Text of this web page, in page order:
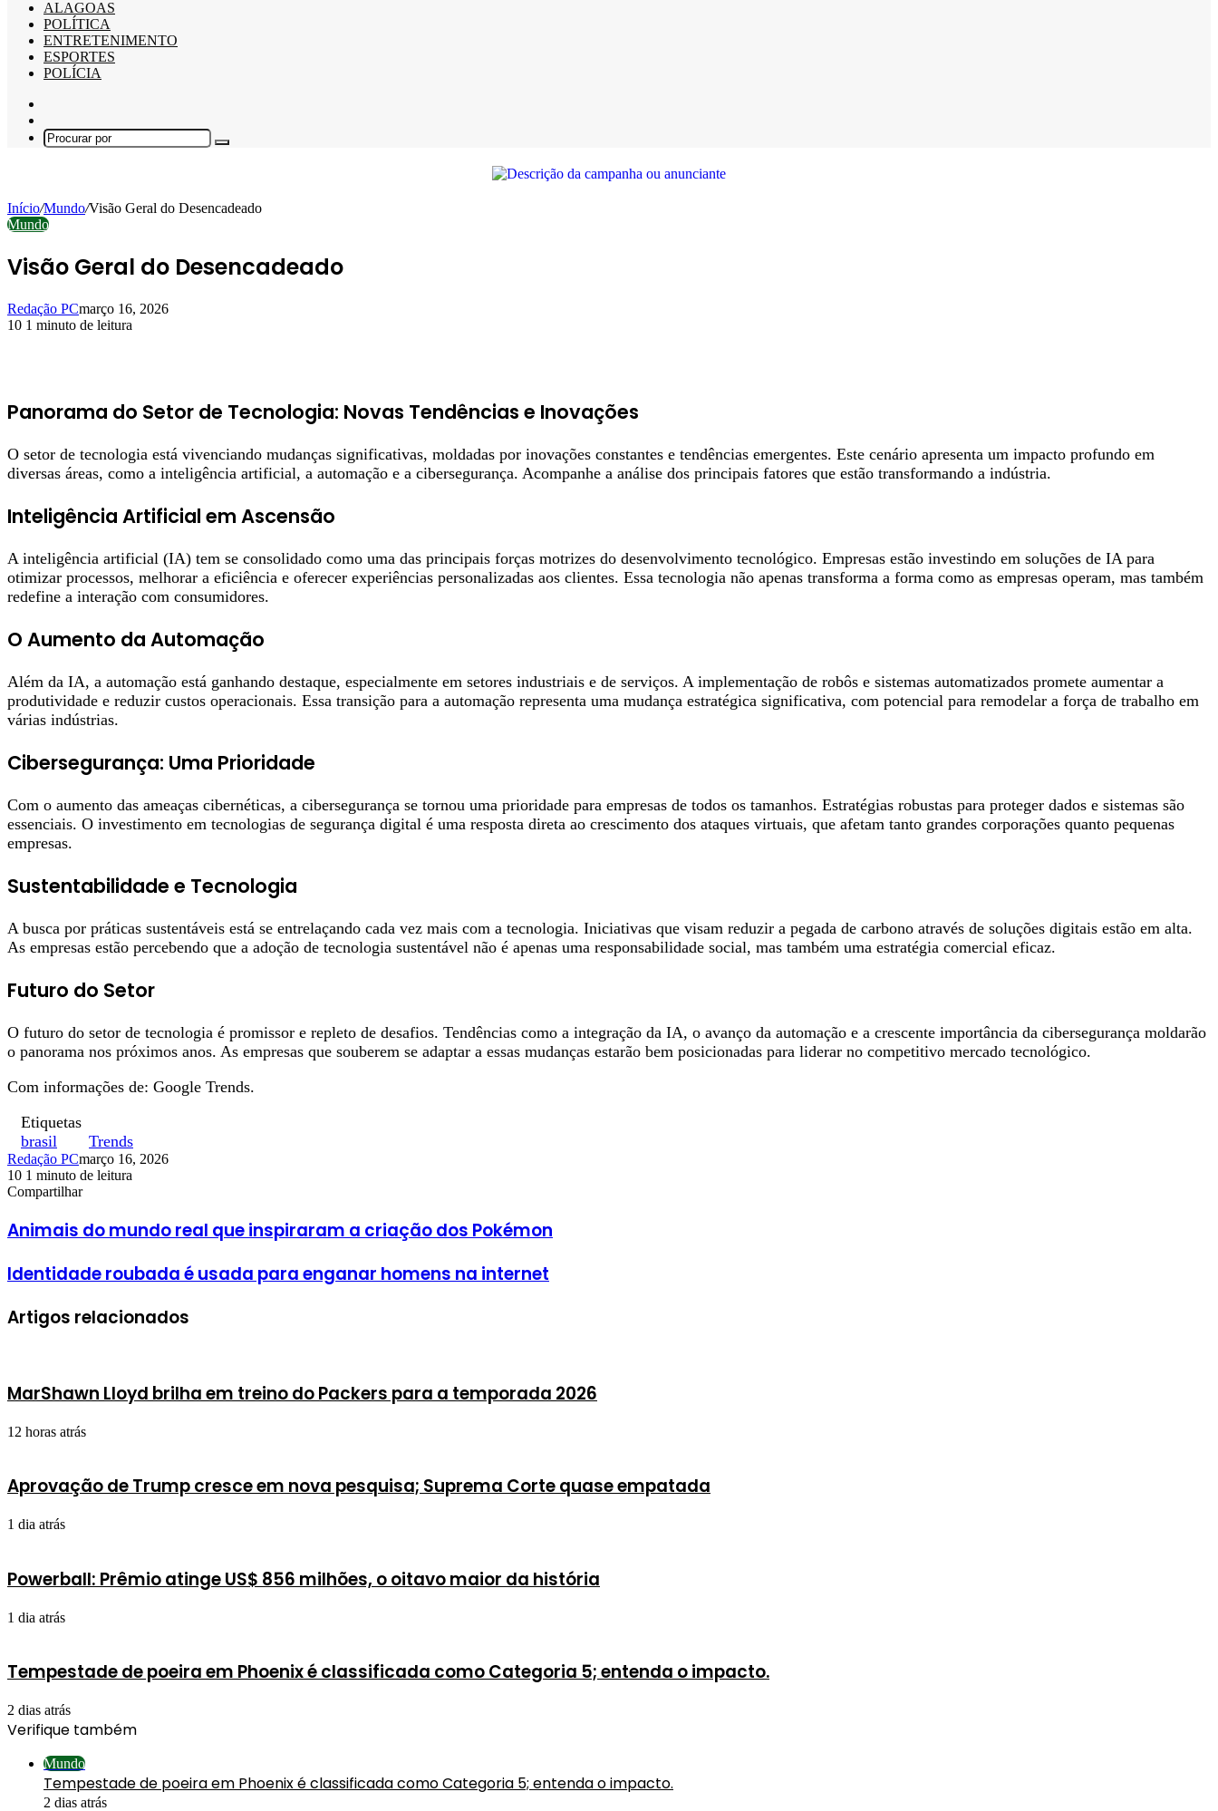
ALAGOAS
POLÍTICA
ENTRETENIMENTO
ESPORTES
POLÍCIA
skin
Procurar
Início/Mundo/Visão Geral do Desencadeado
Mundo
Visão Geral do Desencadeado
Redação PCmarço 16, 2026
10 1 minuto de leitura
Panorama do Setor de Tecnologia: Novas Tendências e Inovações
O setor de tecnologia está vivenciando mudanças significativas, moldadas por inovações constantes e tendências emergentes. Este cenário apresenta um impacto profundo em
diversas áreas, como a inteligência artificial, a automação e a cibersegurança. Acompanhe a análise dos principais fatores que estão transformando a indústria.
Inteligência Artificial em Ascensão
A inteligência artificial (IA) tem se consolidado como uma das principais forças motrizes do desenvolvimento tecnológico. Empresas estão investindo em soluções de IA para
otimizar processos, melhorar a eficiência e oferecer experiências personalizadas aos clientes. Essa tecnologia não apenas transforma a forma como as empresas operam, mas também
redefine a interação com consumidores.
O Aumento da Automação
Além da IA, a automação está ganhando destaque, especialmente em setores industriais e de serviços. A implementação de robôs e sistemas automatizados promete aumentar a
produtividade e reduzir custos operacionais. Essa transição para a automação representa uma mudança estratégica significativa, com potencial para remodelar a força de trabalho em
várias indústrias.
Cibersegurança: Uma Prioridade
Com o aumento das ameaças cibernéticas, a cibersegurança se tornou uma prioridade para empresas de todos os tamanhos. Estratégias robustas para proteger dados e sistemas são
essenciais. O investimento em tecnologias de segurança digital é uma resposta direta ao crescimento dos ataques virtuais, que afetam tanto grandes corporações quanto pequenas
empresas.
Sustentabilidade e Tecnologia
A busca por práticas sustentáveis está se entrelaçando cada vez mais com a tecnologia. Iniciativas que visam reduzir a pegada de carbono através de soluções digitais estão em alta.
As empresas estão percebendo que a adoção de tecnologia sustentável não é apenas uma responsabilidade social, mas também uma estratégia comercial eficaz.
Futuro do Setor
O futuro do setor de tecnologia é promissor e repleto de desafios. Tendências como a integração da IA, o avanço da automação e a crescente importância da cibersegurança moldarão
o panorama nos próximos anos. As empresas que souberem se adaptar a essas mudanças estarão bem posicionadas para liderar no competitivo mercado tecnológico.
Com informações de: Google Trends.
Etiquetas
brasil
Trends
Redação PCmarço 16, 2026
10 1 minuto de leitura
Facebook
X
Linkedin
Pinterest
WhatsApp
Telegram
Compartilhar
Animais do mundo real que inspiraram a criação dos Pokémon
Identidade roubada é usada para enganar homens na internet
Artigos relacionados
MarShawn Lloyd brilha em treino do Packers para a temporada 2026
12 horas atrás
Aprovação de Trump cresce em nova pesquisa; Suprema Corte quase empatada
1 dia atrás
Powerball: Prêmio atinge US$ 856 milhões, o oitavo maior da história
1 dia atrás
Tempestade de poeira em Phoenix é classificada como Categoria 5; entenda o impacto.
2 dias atrás
Verifique também
Mundo
Tempestade de poeira em Phoenix é classificada como Categoria 5; entenda o impacto.
2 dias atrás